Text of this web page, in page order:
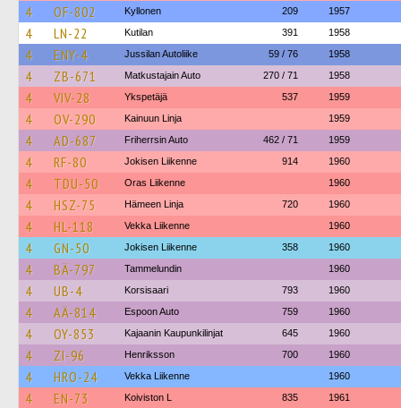
4 OF-802 Kyllonen 209 1957
4 LN-22 Kutilan 391 1958
4 ENY-4 Jussilan Autoliike 59 / 76 1958
4 ZB-671 Matkustajain Auto 270 / 71 1958
4 VIV-28 Ykspetäjä 537 1959
4 OV-290 Kainuun Linja 1959
4 AD-687 Friherrsin Auto 462 / 71 1959
4 RF-80 Jokisen Liikenne 914 1960
4 TDU-50 Oras Liikenne 1960
4 HSZ-75 Hämeen Linja 720 1960
4 HL-118 Vekka Liikenne 1960
4 GN-50 Jokisen Liikenne 358 1960
4 BÄ-797 Tammelundin 1960
4 UB-4 Korsisaari 793 1960
4 AÄ-814 Espoon Auto 759 1960
4 OY-853 Kajaanin Kaupunkilinjat 645 1960
4 ZI-96 Henriksson 700 1960
4 HRO-24 Vekka Liikenne 1960
4 EN-73 Koiviston L 835 1961